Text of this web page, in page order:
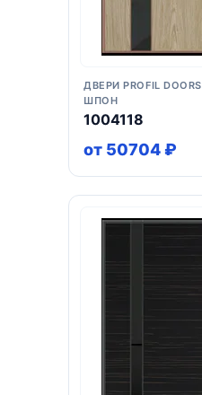
ДВЕРИ PROFIL
ШПОН
1004118
от 50704 ₽